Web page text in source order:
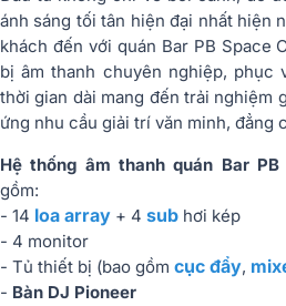
ánh sáng tối tân hiện đại nhất hiện
khách đến với quán Bar PB Space
bị âm thanh chuyên nghiệp, phục
thời gian dài mang đến trải nghiệm
ứng nhu cầu giải trí văn minh, đẳng
Hệ thống âm thanh quán Bar
gồm:
- 14 loa array + 4 sub hơi kép
- 4 monitor
- Tủ thiết bị (bao gồm cục đẩy,
- Bàn DJ Pioneer